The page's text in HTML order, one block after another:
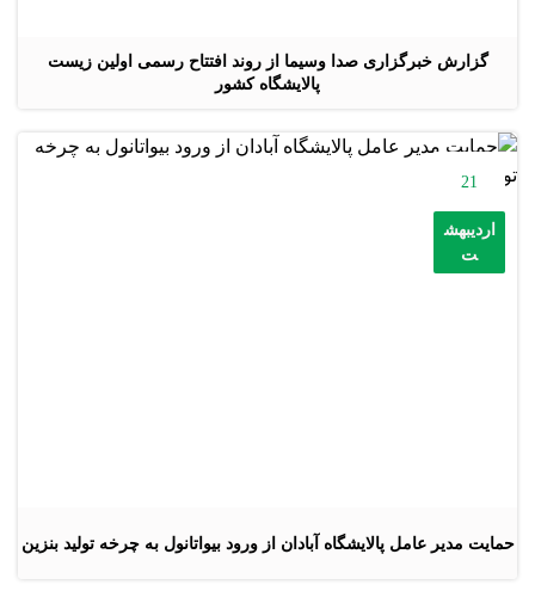
گزارش خبرگزاری صدا وسیما از روند افتتاح رسمی اولین زیست
پالایشگاه کشور
حمایت مدیر عامل پالایشگاه آبادان از ورود بیواتانول به چرخه تولید بنزین
21
اردیبهش
ت